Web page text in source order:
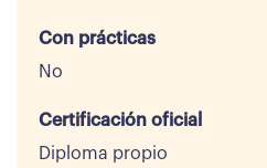
Con prácticas
No
Certificación oficial
Diploma propio